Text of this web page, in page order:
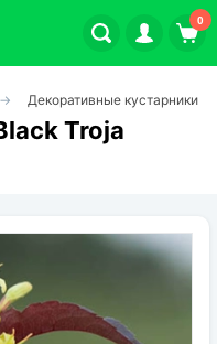
0
Декоративные кустарники
Troja